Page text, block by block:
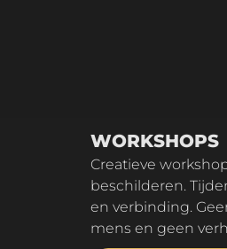
WORKSHOPS
Creatieve workshops waarin deelnemers hun eigen Dobby
beschilderen.
en verbinding.
mens en geen